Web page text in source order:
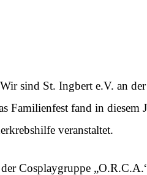
sind St. Ingbert e.V. an
Familienfest fand in diesem
veranstaltet.
Cosplaygruppe